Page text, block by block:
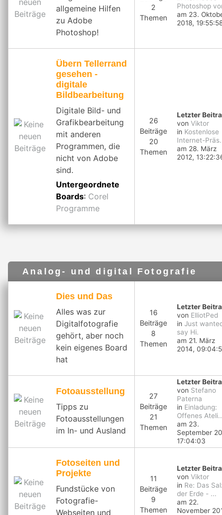
allgemeine Hilfen
zu Adobe
Photoshop!
2
Themen
Photoshop
am 23.
2018,
Übern Tellerrand
gesehen -
digitale
Bildbearbeitung
Digitale Bild- und
Grafikbearbeitung
mit anderen
Programmen, die
nicht von Adobe
sind.
Untergeordnete
Boards: Corel
Programme
26
Beiträge
20
Themen
Letzter
von Viktor
in Kostenlose
Internet-
am 28. März
2012,
Analog- und digital Fotografie
Dies und Das
Alles was zur
Digitalfotografie
gehört, aber noch
kein eigenes Board
hat
16
Beiträge
8
Themen
Letzter
von ElliotPed
in Just
say Hi.
am 21. März
2014,
Fotoausstellung
Tipps zu
Fotoausstellungen
im In- und Ausland
27
Beiträge
21
Themen
Letzter
von Stefano
Paterna
in Einladung:
Offenes
am 23.
September
17:04:03
Fotoseiten und
Projekte
Fundstücke von
Fotografie-
Webseiten und
11
Beiträge
9
Themen
Letzter
von Viktor
in Re: Das
der Erde - ...
am 22.
November